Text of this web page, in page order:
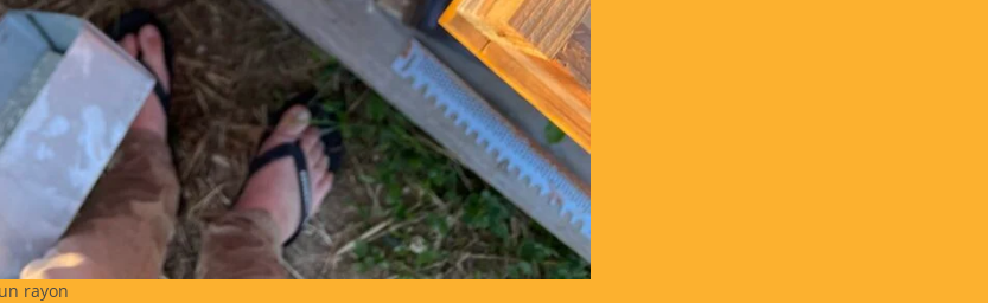
rayon